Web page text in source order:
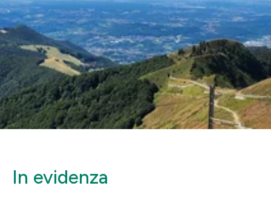
In evidenza